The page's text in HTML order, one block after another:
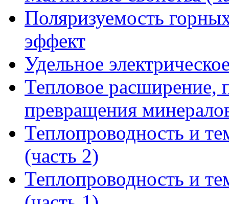
Поляризуемость
эффект
Удельное
Тепловое расширение,
превращения
Теплопроводность и
(часть 2)
Теплопроводность и